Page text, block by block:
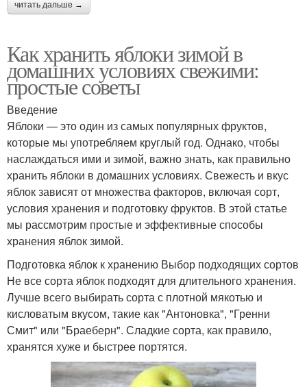
читать дальше →
Как хранить яблоки зимой в
домашних условиях свежими:
простые советы
Введение
Яблоки — это один из самых популярных фруктов,
которые мы употребляем круглый год. Однако, чтобы
наслаждаться ими и зимой, важно знать, как правильно
хранить яблоки в домашних условиях. Свежесть и вкус
яблок зависят от множества факторов, включая сорт,
условия хранения и подготовку фруктов. В этой статье
мы рассмотрим простые и эффективные способы
хранения яблок зимой.
Подготовка яблок к хранению Выбор подходящих сортов
Не все сорта яблок подходят для длительного хранения.
Лучше всего выбирать сорта с плотной мякотью и
кисловатым вкусом, такие как "Антоновка", "Гренни
Смит" или "Браеберн". Сладкие сорта, как правило,
хранятся хуже и быстрее портятся.